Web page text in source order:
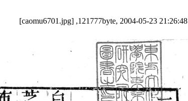
[caomu6701.jpg] ,121777byte, 2004-05-23 21:26:48